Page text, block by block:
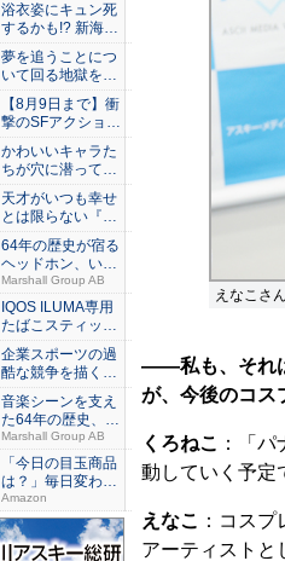
えなこさん
――私も、それ
が、今後のコス
くろねこ
：「
動していく予定
えなこ
：コス
アーティストと
浴衣姿にキュン死
するかも!? 新海ま
きが...
夢を追うことにつ
いて回る地獄を描
く『二階...
【8月9日まで】衝
撃のSFアクション
『G...
かわいいキャラた
ちが穴に潜ってひ
どい目に...
天才がいつも幸せ
とは限らない『ダ
イヤモン...
64年の歴史が宿る
ヘッドホン、いい
意味で...
Marshall Group AB
IQOS ILUMA専用
たばこスティッ
ク...
企業スポーツの過
酷な競争を描く『J
JM ...
音楽シーンを支え
た64年の歴史、こ
のヘッ...
Marshall Group AB
「今日の目玉商品
は？」毎日変わる
Amaz...
Amazon